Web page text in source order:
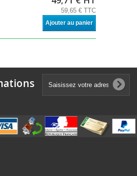
59,65 € TTC
Ajouter au panier